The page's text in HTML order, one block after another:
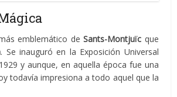
emblemático deSants-Montjuïc que
. Se inauguró en la Exposición Universal
y aunque, en aquella época fue una
todavía impresiona a todo aquel que la